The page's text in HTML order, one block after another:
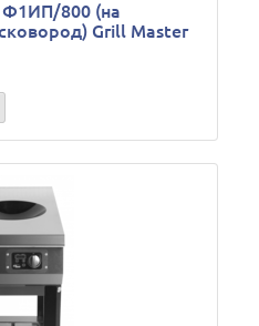
Ф1ИП/800 (на
Grill Master